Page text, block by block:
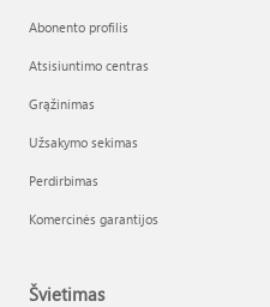
Abonento profilis
Atsisiuntimo centras
Grąžinimas
Užsakymo sekimas
Perdirbimas
Komercinės garantijos
Švietimas